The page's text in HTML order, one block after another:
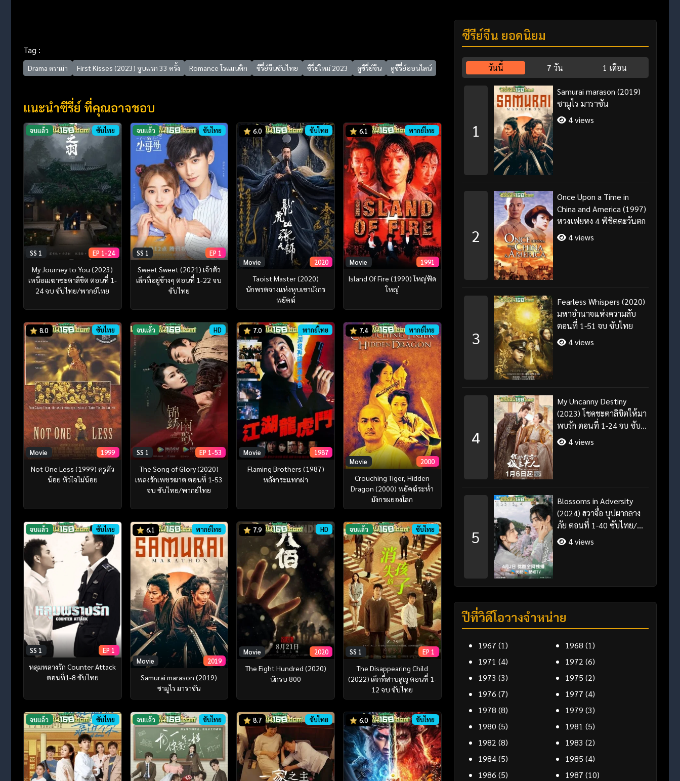
Tag :
Drama ดราม่า First Kisses (2023) จูบแรก 33 ครั้ง Romance โรแมนติก ซีรี่ย์จีนซับไทย ซีรี่ย์ใหม่ 2023 ดูซีรี่ย์จีน ดูซีรี่ย์ออนไลน์
แนะนำซีรี่ย์ ที่คุณอาจชอบ
จบแล้ว ซับไทย
SS 1 EP 1-24
My Journey to You (2023)
เหนือเมฆาชะตาลิขิต ตอนที่ 1-
24 จบ ซับไทย/พากย์ไทย
จบแล้ว ซับไทย
SS 1 EP 1
Sweet Sweet (2021) เจ้าตัว
เล็กที่อยู่ข้างๆ ตอนที่ 1-22 จบ
ซับไทย
6.0 ซับไทย
Movie 2020
Taoist Master (2020)
นักพรตจางแห่งหุบเขามังกร
พยัคฆ์
6.1 พากย์ไทย
Movie 1991
Island Of Fire (1990) ใหญ่ฟัด
ใหญ่
8.0 ซับไทย
Movie 1999
Not One Less (1999) ครูตัว
น้อย หัวใจไม่น้อย
จบแล้ว HD
SS 1 EP 1-53
The Song of Glory (2020)
เพลงรักเพชรฆาต ตอนที่ 1-53
จบ ซับไทย/พากย์ไทย
7.0 พากย์ไทย
Movie 1987
Flaming Brothers (1987)
หลังกระแทกฝา
7.4 พากย์ไทย
Movie 2000
Crouching Tiger, Hidden
Dragon (2000) พยัคฆ์ระห่ำ
มังกรผยองโลก
จบแล้ว ซับไทย
SS 1 EP 1
หลุมพลางรัก Counter Attack
ตอนที่1-8 ซับไทย
6.1 พากย์ไทย
Movie 2019
Samurai marason (2019)
ซามูไร มาราซัน
7.9 HD
Movie 2020
The Eight Hundred (2020)
นักรบ 800
จบแล้ว ซับไทย
SS 1 EP 1
The Disappearing Child
(2022) เด็กที่สาบสูญ ตอนที่ 1-
12 จบ ซับไทย
จบแล้ว ซับไทย จบแล้ว ซับไทย 8.7 ซับไทย 6.0 ซับไทย
ซีรี่ย์จีน ยอดนิยม
วันนี้ 7 วัน 1 เดือน
1
Samurai marason (2019)
ซามูไร มาราซัน
4 views
2
Once Upon a Time in
China and America (1997)
หวงเฟยหง 4 พิชิตตะวันตก
4 views
3
Fearless Whispers (2020)
มหาอำนาจแห่งความลับ
ตอนที่ 1-51 จบ ซับไทย
4 views
4
My Uncanny Destiny
(2023) โชคชะตาลิขิตให้มา
พบรัก ตอนที่ 1-24 จบ ซับ
ไทย/พากย์ไทย
4 views
5
Blossoms in Adversity
(2024) ฮวาจื่อ บุปผากลาง
ภัย ตอนที่ 1-40 ซับไทย/
พากย์ไทย
4 views
ปีที่วิดีโอวางจำหน่าย
1967 (1) 1968 (1)
1971 (4) 1972 (6)
1973 (3) 1975 (2)
1976 (7) 1977 (4)
1978 (8) 1979 (3)
1980 (5) 1981 (5)
1982 (8) 1983 (2)
1984(5) 1985 (4)
1986 (5) 1987 (10)